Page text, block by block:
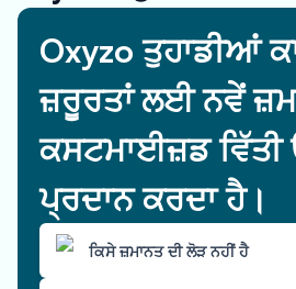
Oxyzo ਤੁਹਾਡੀਆਂ
ਜ਼ਰੂਰਤਾਂ ਲਈ ਨਵੇਂ
ਕਸਟਮਾਈਜ਼ਡ ਵਿੱਤੀ
ਪ੍ਰਦਾਨ ਕਰਦਾ ਹੈ।
ਕਿਸੇ ਜ਼ਮਾਨਤ ਦੀ ਲੋੜ ਨਹੀਂ ਹੈ